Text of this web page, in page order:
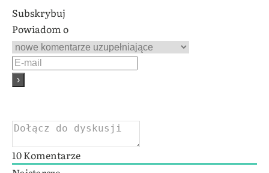
Subskrybuj
Powiadom o
10Komentarze